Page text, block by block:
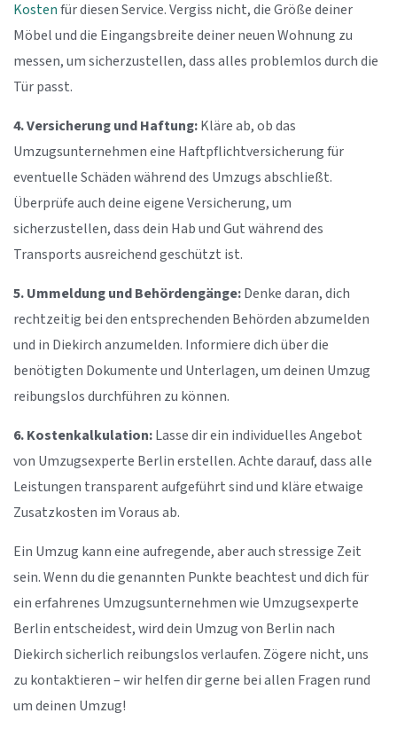
Kostenfür diesen Service. Vergiss nicht, die Größe deiner
Möbel und die Eingangsbreite deiner neuen Wohnung zu
messen, um sicherzustellen, dass alles problemlos durch die
Tür passt.
4. Versicherung und Haftung:Kläre ab, ob das
Umzugsunternehmen eine Haftpflichtversicherung für
eventuelle Schäden während des Umzugs abschließt.
Überprüfe auch deine eigene Versicherung, um
sicherzustellen, dass dein Hab und Gut während des
Transports ausreichend geschützt ist.
5. Ummeldung und Behördengänge:Denke daran, dich
rechtzeitig bei den entsprechenden Behörden abzumelden
und in Diekirch anzumelden. Informiere dich über die
benötigten Dokumente und Unterlagen, um deinen Umzug
reibungslos durchführen zu können.
6. Kostenkalkulation:Lasse dir ein individuelles Angebot
von Umzugsexperte Berlin erstellen. Achte darauf, dass alle
Leistungen transparent aufgeführt sind und kläre etwaige
Zusatzkosten im Voraus ab.
Ein Umzug kann eine aufregende, aber auch stressige Zeit
sein. Wenn du die genannten Punkte beachtest und dich für
ein erfahrenes Umzugsunternehmen wie Umzugsexperte
Berlin entscheidest, wird dein Umzug von Berlin nach
Diekirch sicherlich reibungslos verlaufen. Zögere nicht, uns
zu kontaktieren – wir helfen dir gerne bei allen Fragen rund
um deinen Umzug!